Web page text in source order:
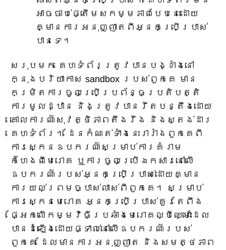
អាចចាប់ផ្តើមសកម្មភាពបែបនេះដោយ
គ្មានការអនុញ្ញាតពីអ្នកប្រើប្រាស់
បានទេ។
សរុបមក គេហទំព័រត្រូវបានបង្ខាំងនៅ
ក្នុងបរិយាកាស sandbox របស់ពួកគេ មាន
កម្រិតការចូលប្រើប្រព័ន្ធប្រតិបត្តិ
ការមូលដ្ឋាន និងត្រូវបានរឹតបន្តឹងដោយ
គោលការណ៍សុវត្ថិភាពតឹងរឹង និងស្តង់ដារ
គេហទំព័រ។ ដែនកំណត់ទាំងនេះរារាំងពួកគេពី
ការស្កេនឧបករណ៍សម្រាប់ការគំរាម
កំហែងពីមេរោគ ឬការចូលប្រើឯកសារនៅលើ
ឧបករណ៍របស់អ្នកប្រើប្រាស់ដោយគ្មាន
ការយល់ព្រមច្បាស់លាស់ពីពួកគេ។ សម្រាប់
ការស្កេនមេរោគ អ្នកប្រើប្រាស់គួរតែពឹង
ផ្អែកលើកម្មវិធីប្រឆាំងមេរោគល្បីឈ្មោះដែល
បានដំឡើងដោយផ្ទាល់នៅលើឧបករណ៍របស់
ពួកគេ ដែលមានការអនុញ្ញាត និងសមត្ថភាព